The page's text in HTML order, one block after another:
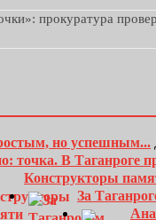
прокуратура
но успешным...
точка. В Таганроге
Конструкторы
За